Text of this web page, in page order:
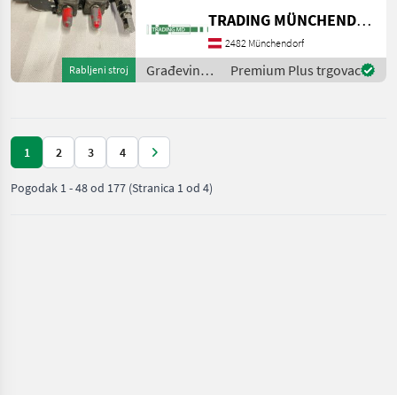
Rabljeni stroj
stammt. Der Steuerblock ist
funktionsfähig. Ideal für
Reparaturen oder als E
TRADING MÜNCHENDORF Handels GmbH
2482 Münchendorf
Građevinski
strojevi /
Premium Plus trgovac
1 2 3 4
Pogodak 1-48od 177 (Stranica 1 od 4)